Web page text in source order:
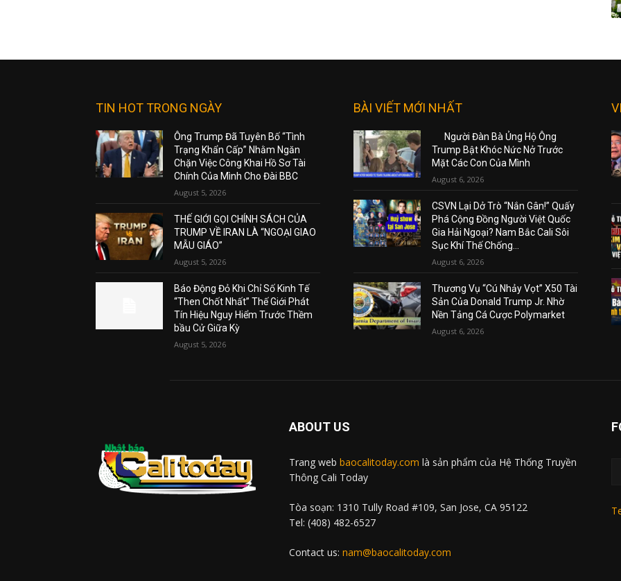
TIN HOT TRONG NGÀY
Ông Trump Đã Tuyên Bố “Tình
Trạng Khẩn Cấp” Nhằm Ngăn
Chặn Việc Công Khai Hồ Sơ Tài
Chính Của Mình Cho Đài BBC
August 5, 2026
THẾ GIỚI GỌI CHÍNH SÁCH CỦA
TRUMP VỀ IRAN LÀ “NGOẠI GIAO
MẪU GIÁO”
August 5, 2026
Báo Động Đỏ Khi Chỉ Số Kinh Tế
“Then Chốt Nhất” Thế Giới Phát
Tín Hiệu Nguy Hiểm Trước Thềm
bầu Cử Giữa Kỳ
August 5, 2026
BÀI VIẾT MỚI NHẤT
Người Đàn Bà Ủng Hộ Ông
Trump Bật Khóc Nức Nở Trước
Mặt Các Con Của Mình
August 6, 2026
CSVN Lại Dở Trò “Nắn Gân!” Quấy
Phá Cộng Đồng Người Việt Quốc
Gia Hải Ngoại? Nam Bắc Cali Sôi
Sục Khí Thế Chống...
August 6, 2026
Thương Vụ “Cú Nhảy Vọt” X50 Tài
Sản Của Donald Trump Jr. Nhờ
Nền Tảng Cá Cược Polymarket
August 6, 2026
ABOUT US
Trang web baocalitoday.com là sản phẩm của Hệ Thống Truyền
Thông Cali Today
Tòa soạn: 1310 Tully Road #109, San Jose, CA 95122
Tel: (408) 482-6527
Contact us: nam@baocalitoday.com